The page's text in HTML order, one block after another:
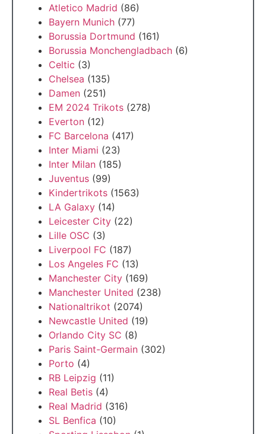
Atletico Madrid (86)
Bayern Munich (77)
Borussia Dortmund (161)
Borussia Monchengladbach (6)
Celtic (3)
Chelsea (135)
Damen (251)
EM 2024 Trikots (278)
Everton (12)
FC Barcelona (417)
Inter Miami (23)
Inter Milan (185)
Juventus (99)
Kindertrikots (1563)
LA Galaxy (14)
Leicester City (22)
Lille OSC (3)
Liverpool FC (187)
Los Angeles FC (13)
Manchester City (169)
Manchester United (238)
Nationaltrikot (2074)
Newcastle United (19)
Orlando City SC (8)
Paris Saint-Germain (302)
Porto (4)
RB Leipzig (11)
Real Betis (4)
Real Madrid (316)
SL Benfica (10)